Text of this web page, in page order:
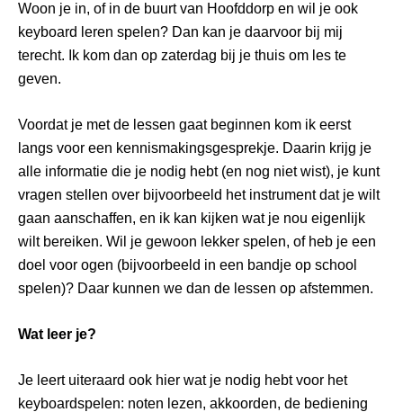
Woon je in, of in de buurt van Hoofddorp en wil je ook
keyboard leren spelen? Dan kan je daarvoor bij mij
terecht. Ik kom dan op zaterdag bij je thuis om les te
geven.
Voordat je met de lessen gaat beginnen kom ik eerst
langs voor een kennismakingsgesprekje. Daarin krijg je
alle informatie die je nodig hebt (en nog niet wist), je kunt
vragen stellen over bijvoorbeeld het instrument dat je wilt
gaan aanschaffen, en ik kan kijken wat je nou eigenlijk
wilt bereiken. Wil je gewoon lekker spelen, of heb je een
doel voor ogen (bijvoorbeeld in een bandje op school
spelen)? Daar kunnen we dan de lessen op afstemmen.
Wat leer je?
Je leert uiteraard ook hier wat je nodig hebt voor het
keyboardspelen: noten lezen, akkoorden, de bediening